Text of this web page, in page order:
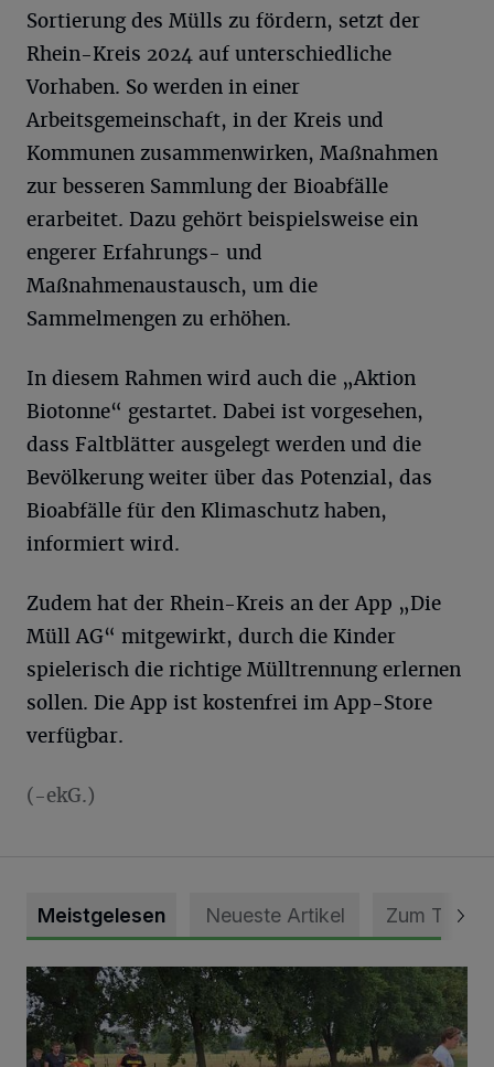
Sortierung des Mülls zu fördern, setzt der
Rhein-Kreis 2024 auf unterschiedliche
Vorhaben. So werden in einer
Arbeitsgemeinschaft, in der Kreis und
Kommunen zusammenwirken, Maßnahmen
zur besseren Sammlung der Bioabfälle
erarbeitet. Dazu gehört beispielsweise ein
engerer Erfahrungs- und
Maßnahmenaustausch, um die
Sammelmengen zu erhöhen.
In diesem Rahmen wird auch die „Aktion
Biotonne“ gestartet. Dabei ist vorgesehen,
dass Faltblätter ausgelegt werden und die
Bevölkerung weiter über das Potenzial, das
Bioabfälle für den Klimaschutz haben,
informiert wird.
Zudem hat der Rhein-Kreis an der App „Die
Müll AG“ mitgewirkt, durch die Kinder
spielerisch die richtige Mülltrennung erlernen
sollen. Die App ist kostenfrei im App-Store
verfügbar.
(-ekG.)
Meistgelesen Neueste Artikel Zum Thema
Pünktlich zum Schützenfest den Weg zum Festzelt